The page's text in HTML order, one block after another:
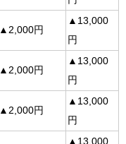
▲2,000円
▲13,000
円
▲2,000円
▲13,000
円
▲2,000円
▲13,000
円
▲13,000